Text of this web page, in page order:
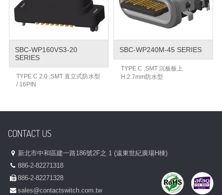
SBC-WP160VS3-20
SERIES
TYPE C 2.0 ,SMT 直立式防水型
/ 16PIN
SBC-WP240M-45 SERIES
TYPE C ,SMT 沉板板上
H:2.7mm防水型
CONTACT US
新北市中和區建一路186號2F之 1 (遠東世紀廣場H棟)
886-2-82271318
886-2-82271328
sales@contactswitch.com.tw